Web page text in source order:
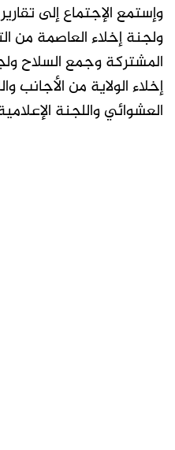
وإستمع الإجتماع إلى
ولجنة إخلاء العاصمة من
المشتركة وجمع السلاح
إخلاء الولاية من الأجانب
العشوائي واللجنة